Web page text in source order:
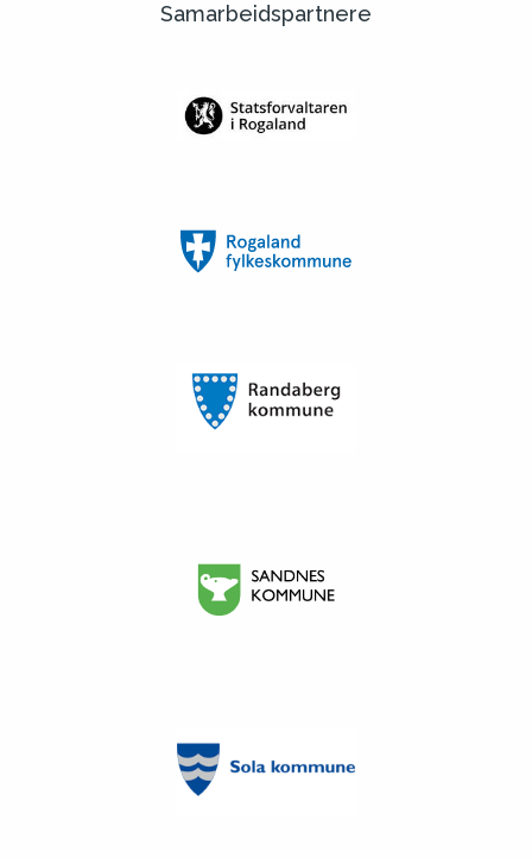
Samarbeidspartnere